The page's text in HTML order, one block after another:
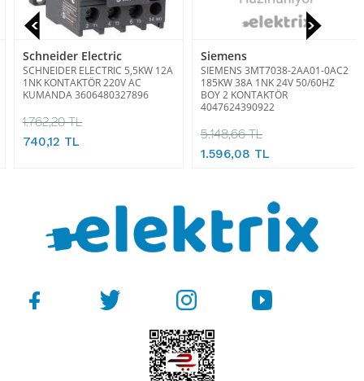
Schneider Electric
SCHNEIDER ELECTRIC 5,5KW 12A
1NK KONTAKTÖR 220V AC
KUMANDA 3606480327896
1.762,20 TL
740,12 TL
Siemens
SIEMENS 3MT7038-2AA01-0AC2
185KW 38A 1NK 24V 50/60HZ
BOY 2 KONTAKTÖR
4047624390922
5.148,66 TL
1.596,08 TL